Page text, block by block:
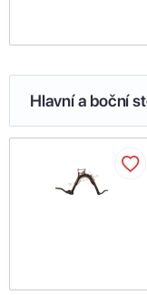
Hlavní a boční